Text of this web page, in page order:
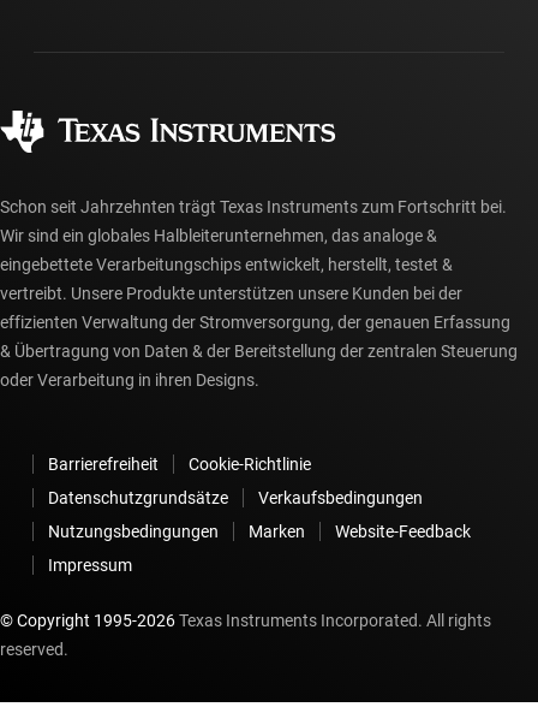
Fertigung
myTI-Konto FAQs
Häufig gestellte Fragen zu Bestellungen
Schon seit Jahrzehnten trägt Texas Instruments zum Fortschritt bei.
Wir sind ein globales Halbleiterunternehmen, das analoge &
eingebettete Verarbeitungschips entwickelt, herstellt, testet &
vertreibt. Unsere Produkte unterstützen unsere Kunden bei der
effizienten Verwaltung der Stromversorgung, der genauen Erfassung
& Übertragung von Daten & der Bereitstellung der zentralen Steuerung
oder Verarbeitung in ihren Designs.
Barrierefreiheit
Cookie-Richtlinie
Datenschutzgrundsätze
Verkaufsbedingungen
Nutzungsbedingungen
Marken
Website-Feedback
Impressum
© Copyright 1995-2026Texas Instruments Incorporated. All rights
reserved.